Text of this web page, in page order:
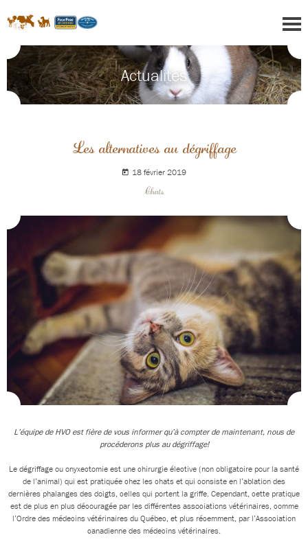
Actualités
Les alternatives au dégriffage
18 février 2019
Chats
L’équipe de HVO est fière de vous informer qu’à compter de maintenant, nous de
procéderons plus au dégriffage!
Le dégriffage ou onyxectomie est une chirurgie élective (non obligatoire pour la santé
de l’animal) qui est pratiquée chez les chats et qui consiste en l’ablation des
dernières phalanges des doigts, celles qui portent la griffe. Cependant, cette pratique
est de plus en plus découragée par les différentes associations vétérinaires, comme
l’Ordre des médecins vétérinaires du Québec, et plus récemment, par l’Association
canadienne des médecins vétérinaires.